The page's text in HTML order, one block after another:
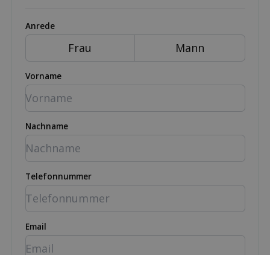
Anrede
Frau Mann
Vorname
Nachname
Telefonnummer
Email